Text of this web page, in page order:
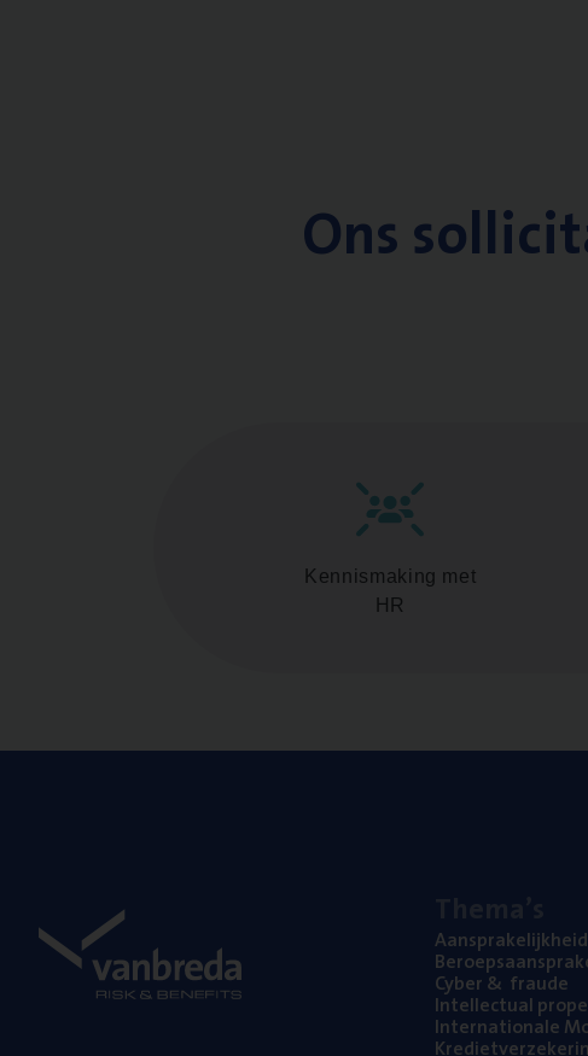
Ons
Kennismaking met
HR
Aan­spra­ke­lijk­heid
Cyber& fraude
Intel­lec­tu­al
Inter­na­ti­o­na­le